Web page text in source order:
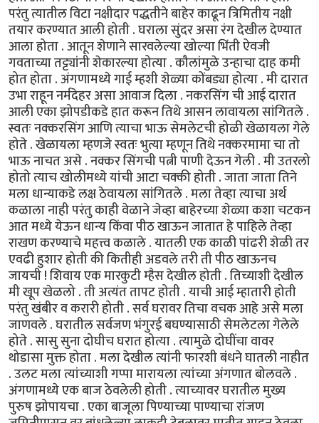
परंतु त्यातील विटा नक्षीदार पद्धतीने बाहेर काढून त्रिमितीय नक्षी
तयार करण्यात आली होती . घराला सुंदर असा रंग देखील देण्यात
आला होता . आतून शेणाने सारवलेल्या खोल्या भिंती ऐवजी
गवताच्या तट्ट्यांनी शेकारल्या होत्या . कौलांमुळे उन्हाचा दाह कमी
होत होता . अंगणामध्ये गाई म्हशी शेळ्या कोंबड्या होत्या . मी दारात
उभा राहून नर्मदेहर असा आवाज दिला . नकरसिंग ची आई दारात
आली एका झोपडीकडे हात करून तिथे आसन लावायला सांगितले .
स्वतः नक्करसिंग आणि त्याचा भाऊ सेमलेटची होळी खेळायला गेले
होते . खेळायला म्हणजे स्वतः भुत्या म्हणून तिथे नक्करमामा चा तो
भाऊ नाचत असे . नक्कर सिंगची पत्नी पाणी देऊन गेली . मी उतरलो
होतो त्याच खोलीमध्ये यांची आटा चक्की होती . जाता जाता तिने
मला धान्याकडे लक्ष ठेवायला सांगितले . मला तेव्हा त्याचा अर्थ
कळाला नाही परंतु काही वेळाने जेव्हा बाहेरच्या शेळ्या कशा चटकन
आत मध्ये येऊन धान्य किंवा पीठ खाऊन जातात हे पाहिले तेव्हा
राखण करण्याचे महत्त्व कळाले . यातली एक काळी पांढरी शेळी तर
एवढी हुशार होती की कितीही अडवले तरी ती पीठ खाऊनच
जायची ! शिवाय एक मारकुटी म्हैस देखील होती . तिच्याशी देखील
मी खूप खेळलो . ती अत्यंत तापट होती . याची आई म्हातारी होती
परंतु खंबीर व करारी होती . सर्व घरावर तिचा वचक आहे असे मला
जाणवले . घरातील सर्वजण भंगुरई बघण्यासाठी सेमलेटला गेलेले
होते . सासु सुना दोघीच घरात होत्या . त्यामुळे दोघींचा वावर
थोडासा मुक्त होता . मला देखील त्यांनी फारशी बंधने घातली नाहीत
. उलट मला त्यांच्याशी गप्पा मारायला त्यांच्या अंगणात बोलवले .
अंगणामध्ये एक बाज ठेवलेली होती . त्याच्यावर घरातील मुख्य
पुरुष झोपायचा . एका बाजूला पिण्याच्या पाण्याचा रांजण